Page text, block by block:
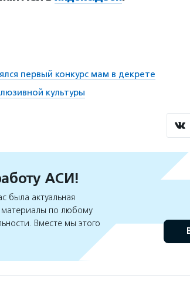
первый конкурс мам в декрете
культуры
АСИ!
была актуальная
по любому
Вместе мы этого